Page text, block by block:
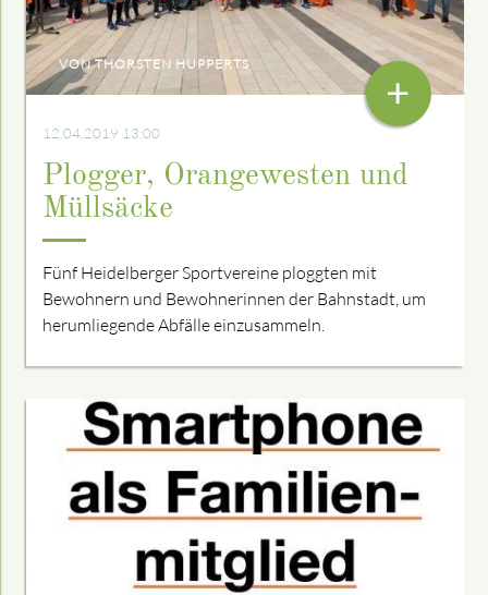
VON THORSTEN HUPPERTS
12.04.2019 13:00
Plogger, Orange­westen und
Müllsäcke
Fünf Heidelberger Sportvereine ploggten mit
Bewohnern und Bewohnerinnen der Bahnstadt, um
herumliegende Abfälle einzusammeln.
+